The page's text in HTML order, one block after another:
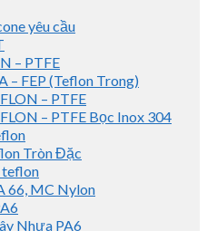
yêu cầu
– PTFE
– FEP (Teflon Trong)
– PTFE
– PTFE Bọc Inox 304
Tròn Đặc
teflon
66, MC Nylon
Nhựa PA6